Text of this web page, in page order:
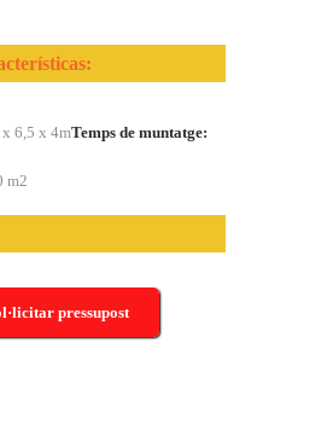
x 6,5 x 4mTemps de muntatge:
m2
pressupost